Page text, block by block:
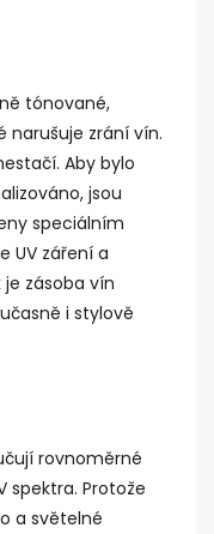
tónované,
narušuje zrání vín.
Aby bylo
jsou
speciálním
UV záření a
zásoba vín
i stylově
rovnoměrné
spektra. Protože
a světelné